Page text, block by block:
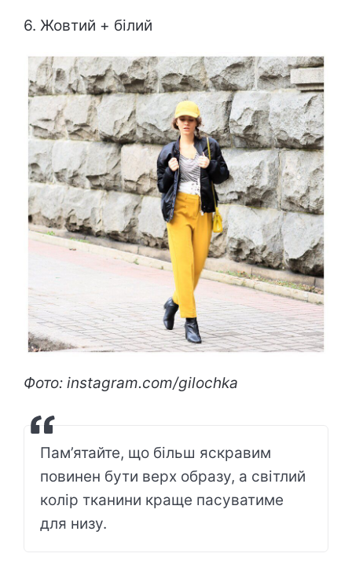
6. Жовтий + білий
Фото: instagram.com/gilochka
Пам’ятайте, що більш яскравим
повинен бути верх образу, а світлий
колір тканини краще пасуватиме
для низу.